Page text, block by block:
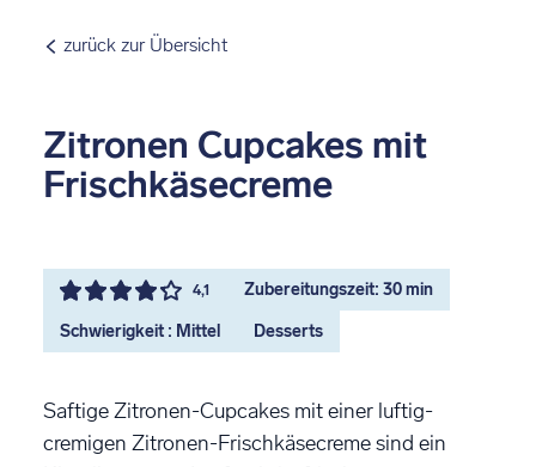
zurück zur Übersicht
Zitronen Cupcakes mit
Frischkäsecreme
4,1 Zubereitungszeit: 30 min
Schwierigkeit : Mittel Desserts
Saftige Zitronen-Cupcakes mit einer luftig-
cremigen Zitronen-Frischkäsecreme sind ein